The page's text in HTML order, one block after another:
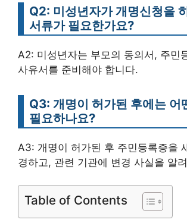
Q2: 미성년자가 개명신청을
서류가 필요한가요?
A2: 미성년자는 부모의 동의서, 주민
사유서를 준비해야 합니다.
Q3: 개명이 허가된 후에는 어
필요하나요?
A3: 개명이 허가된 후 주민등록증을
경하고, 관련 기관에 변경 사실을 알
Table of Contents